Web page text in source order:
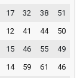
17 32 38
51
12 41 44
50
15 46 55
49
14 59 61
46